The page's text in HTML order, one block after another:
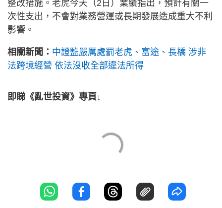
整改措施。老虎今天（2日）業績指出，預計有關一
次性支出，不會對業務營運或長期發展造成重大不利
影響。
相關新聞： 中證監嚴厲處罰老虎、富途、長橋 涉非
法跨境經營 依法沒收全部違法所得
即睇《亂世投資》專頁↓